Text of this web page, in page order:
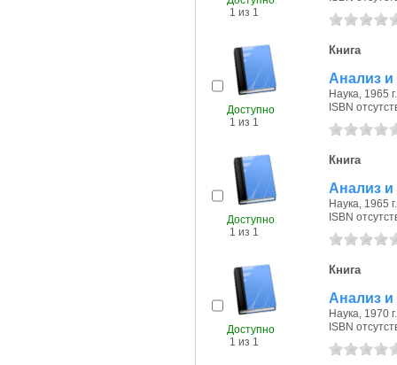
1 из 1
Доступно
1 из 1
Книга
Анализ
Наука, 1965 г.
ISBN
Доступно
1 из 1
Книга
Анализ и
Наука, 1965 г.
ISBN
Доступно
1 из 1
Книга
Анализ и
Наука, 1970 г.
ISBN